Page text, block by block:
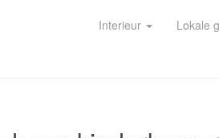
Interieur Lokale